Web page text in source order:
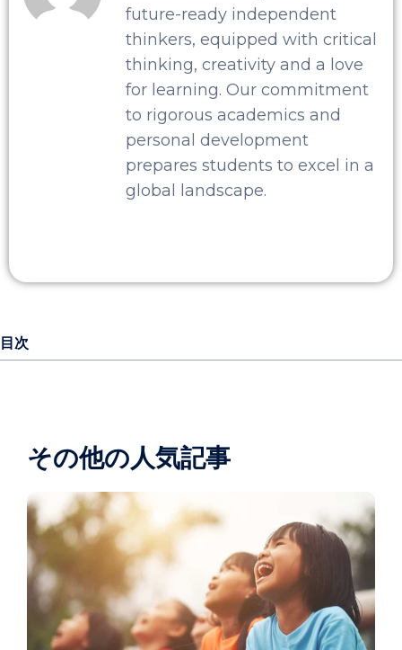
目次
future-ready independent
thinkers, equipped with critical
thinking, creativity and a love
for learning. Our commitment
to rigorous academics and
personal development
prepares students to excel in a
global landscape.
その他の人気記事